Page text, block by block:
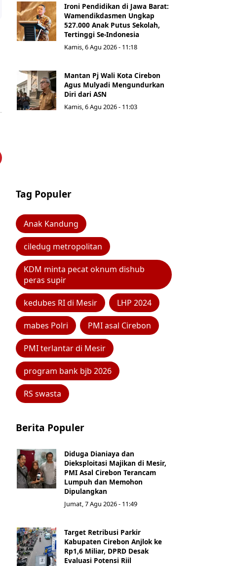
Ironi Pendidikan di Jawa Barat:
Wamendikdasmen Ungkap
527.000 Anak Putus Sekolah,
Tertinggi Se-Indonesia
Kamis, 6 Agu 2026 - 11:18
Mantan Pj Wali Kota Cirebon
Agus Mulyadi Mengundurkan
Diri dari ASN
Kamis, 6 Agu 2026 - 11:03
Tag Populer
Anak Kandung
ciledug metropolitan
KDM minta pecat oknum dishub
peras supir
kedubes RI di Mesir LHP 2024
mabes Polri PMI asal Cirebon
PMI terlantar di Mesir
program bank bjb 2026
RS swasta
Berita Populer
Diduga Dianiaya dan
Dieksploitasi Majikan di Mesir,
PMI Asal Cirebon Terancam
Lumpuh dan Memohon
Dipulangkan
Jumat, 7 Agu 2026 - 11:49
Target Retribusi Parkir
Kabupaten Cirebon Anjlok ke
Rp1,6 Miliar, DPRD Desak
Evaluasi Potensi Riil